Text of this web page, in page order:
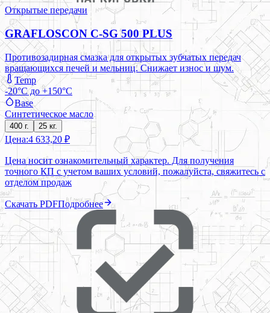
Открытые передачи
GRAFLOSCON C-SG 500 PLUS
Противозадирная смазка для открытых зубчатых передач
вращающихся печей и мельниц. Снижает износ и шум.
Temp
-20°C до +150°C
Base
Синтетическое масло
400 г. 25 кг.
Цена:4 633,20 ₽
Цена носит ознакомительный характер. Для получения
точного КП с учетом ваших условий, пожалуйста, свяжитесь с
отделом продаж
Скачать PDFПодробнее